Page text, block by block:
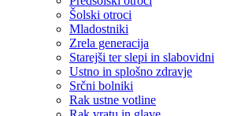
Šolski otroci
Mladostniki
Zrela generacija
Starejši ter slepi in slabovidni
Ustno in splošno zdravje
Srčni bolniki
Rak ustne votline